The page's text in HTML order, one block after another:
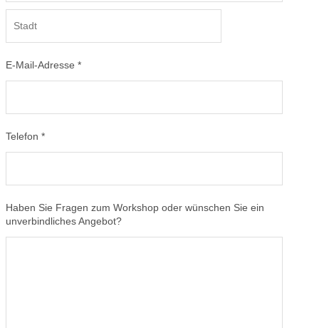
E-Mail-Adresse *
Telefon *
Haben Sie Fragen zum Workshop oder wünschen Sie ein
unverbindliches Angebot?